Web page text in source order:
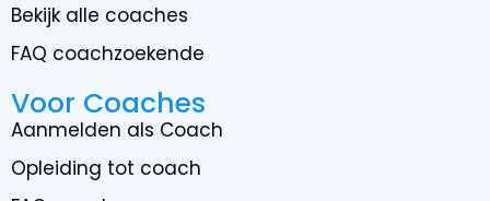
Bekijk alle coaches
FAQ coachzoekende
Voor Coaches
Aanmelden als Coach
Opleiding tot coach